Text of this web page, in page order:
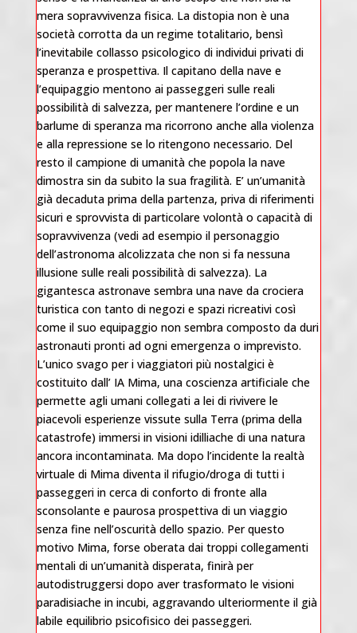
mera sopravvivenza fisica. La distopia non è una
società corrotta da un regime totalitario, bensì
l’inevitabile collasso psicologico di individui privati di
speranza e prospettiva. Il capitano della nave e
l’equipaggio mentono ai passeggeri sulle reali
possibilità di salvezza, per mantenere l’ordine e un
barlume di speranza ma ricorrono anche alla violenza
e alla repressione se lo ritengono necessario. Del
resto il campione di umanità che popola la nave
dimostra sin da subito la sua fragilità. E’ un’umanità
già decaduta prima della partenza, priva di riferimenti
sicuri e sprovvista di particolare volontà o capacità di
sopravvivenza (vedi ad esempio il personaggio
dell’astronoma alcolizzata che non si fa nessuna
illusione sulle reali possibilità di salvezza). La
gigantesca astronave sembra una nave da crociera
turistica con tanto di negozi e spazi ricreativi così
come il suo equipaggio non sembra composto da duri
astronauti pronti ad ogni emergenza o imprevisto.
L’unico svago per i viaggiatori più nostalgici è
costituito dall’ IA Mima, una coscienza artificiale che
permette agli umani collegati a lei di rivivere le
piacevoli esperienze vissute sulla Terra (prima della
catastrofe) immersi in visioni idilliache di una natura
ancora incontaminata. Ma dopo l’incidente la realtà
virtuale di Mima diventa il rifugio/droga di tutti i
passeggeri in cerca di conforto di fronte alla
sconsolante e paurosa prospettiva di un viaggio
senza fine nell’oscurità dello spazio. Per questo
motivo Mima, forse oberata dai troppi collegamenti
mentali di un’umanità disperata, finirà per
autodistruggersi dopo aver trasformato le visioni
paradisiache in incubi, aggravando ulteriormente il già
labile equilibrio psicofisico dei passeggeri.